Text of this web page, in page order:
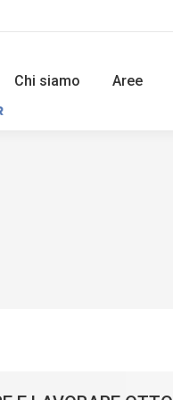
Chi siamo Aree